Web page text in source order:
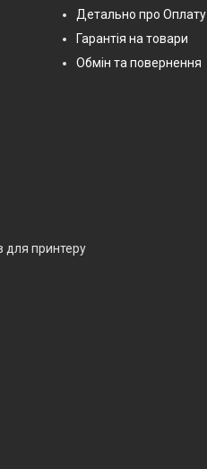
Детально про Оплату
Гарантія на товари
Обмін та повернення
для принтеру